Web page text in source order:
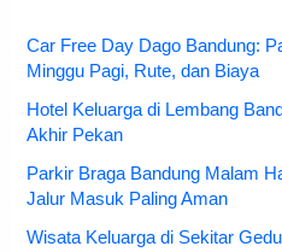
Car Free Day Dago Bandung:
Minggu Pagi, Rute, dan Biaya
Hotel Keluarga di Lembang
Akhir Pekan
Parkir Braga Bandung Malam
Jalur Masuk Paling Aman
Wisata Keluarga di Sekitar